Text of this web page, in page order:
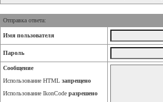
Отправка ответа:
Имя пользователя
Пароль
Сообщение
Использование HTML запрещено
Использование IkonCode разрешено